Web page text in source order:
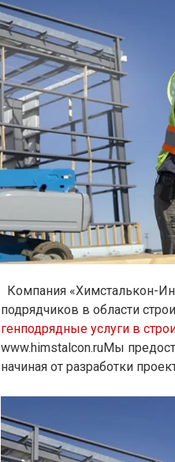
Компания «Химсталькон-
подрядчиков в области
генподрядные услуги в
www.himstalcon.ruМы
начиная от разработки